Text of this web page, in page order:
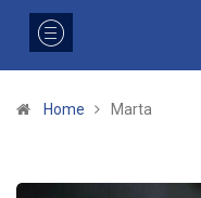
Home Marta